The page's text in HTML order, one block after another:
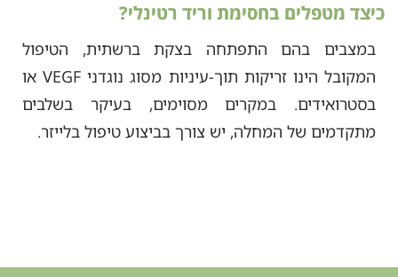
כיצד מטפלים בחסימת וריד רטינלי?
במצבים בהם התפתחה בצקת ברשתית, הטיפול
המקובל הינו זריקות תוך-עיניות מסוג נוגדני VEGF או
בסטרואידים. במקרים מסוימים, בעיקר בשלבים
מתקדמים של המחלה, יש צורך בביצוע טיפול בלייזר.